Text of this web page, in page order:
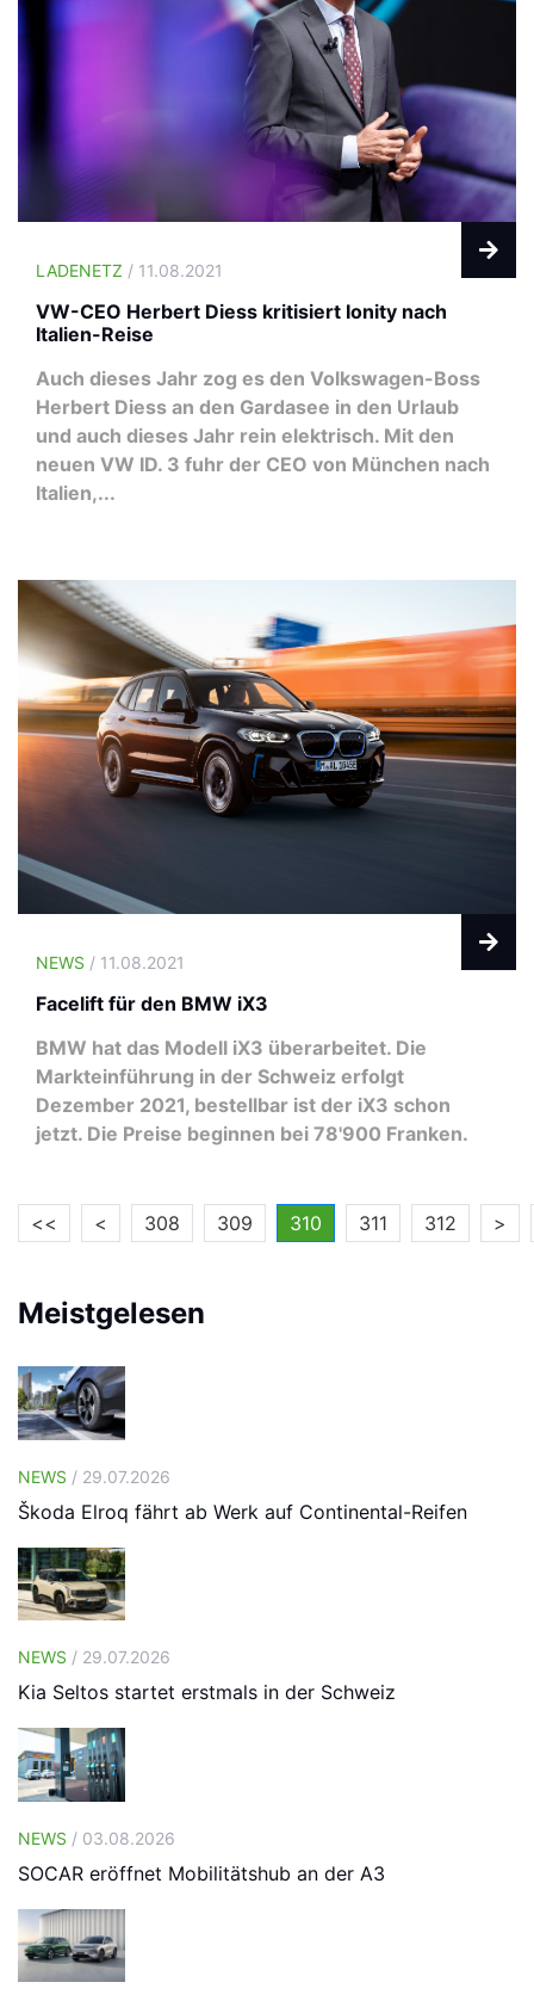
LADENETZ / 11.08.2021
VW-CEO Herbert Diess kritisiert Ionity nach
Italien-Reise
Auch dieses Jahr zog es den Volkswagen-Boss
Herbert Diess an den Gardasee in den Urlaub
und auch dieses Jahr rein elektrisch. Mit den
neuen VW ID. 3 fuhr der CEO von München nach
Italien,...
NEWS / 11.08.2021
Facelift für den BMW iX3
BMW hat das Modell iX3 überarbeitet. Die
Markteinführung in der Schweiz erfolgt
Dezember 2021, bestellbar ist der iX3 schon
jetzt. Die Preise beginnen bei 78'900 Franken.
<< < 308 309 310 311 312 >
Meistgelesen
NEWS / 29.07.2026
Škoda Elroq fährt ab Werk auf Continental-Reifen
NEWS / 29.07.2026
Kia Seltos startet erstmals in der Schweiz
NEWS / 03.08.2026
SOCAR eröffnet Mobilitätshub an der A3